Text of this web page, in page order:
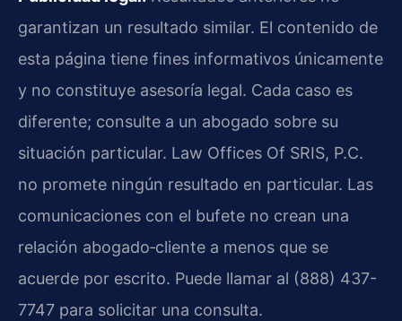
garantizan un resultado similar. El contenido de
esta página tiene fines informativos únicamente
y no constituye asesoría legal. Cada caso es
diferente; consulte a un abogado sobre su
situación particular. Law Offices Of SRIS, P.C.
no promete ningún resultado en particular. Las
comunicaciones con el bufete no crean una
relación abogado‑cliente a menos que se
acuerde por escrito. Puede llamar al (888) 437-
7747 para solicitar una consulta.